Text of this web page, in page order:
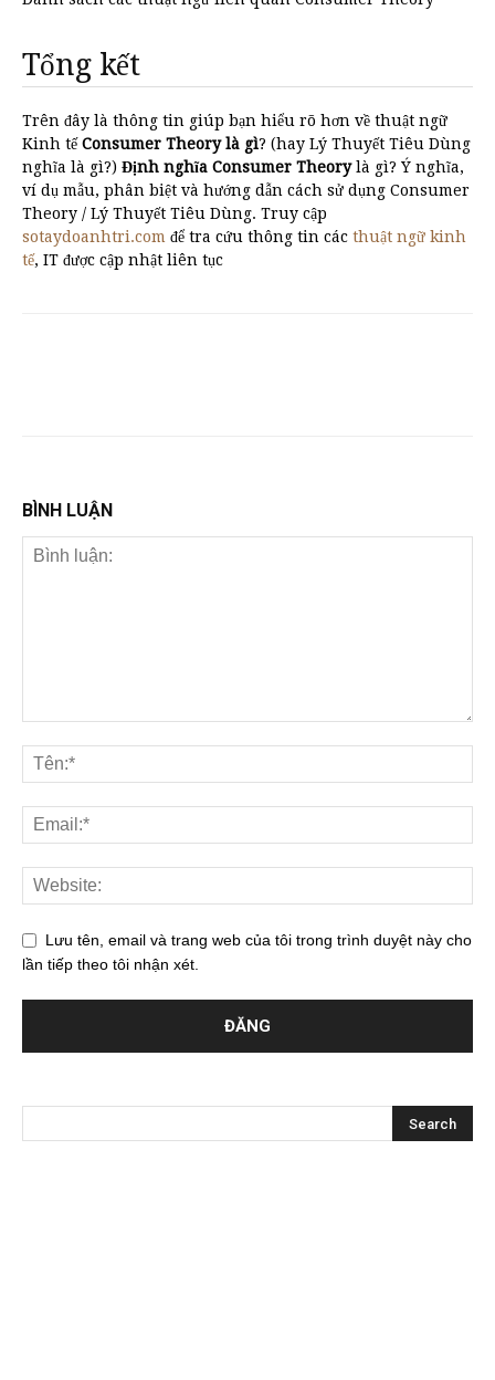
Tổng kết
Trên đây là thông tin giúp bạn hiểu rõ hơn về thuật ngữ
Kinh tếConsumer Theory là gì? (hay Lý Thuyết Tiêu Dùng
nghĩa là gì?) Định nghĩa Consumer Theorylà gì? Ý nghĩa,
ví dụ mẫu, phân biệt và hướng dẫn cách sử dụng Consumer
Theory / Lý Thuyết Tiêu Dùng. Truy cập
sotaydoanhtri.com để tra cứu thông tin các thuật ngữ kinh
tế, IT được cập nhật liên tục
BÌNH LUẬN
Lưu tên, email và trang web của tôi trong trình duyệt này cho
lần tiếp theo tôi nhận xét.